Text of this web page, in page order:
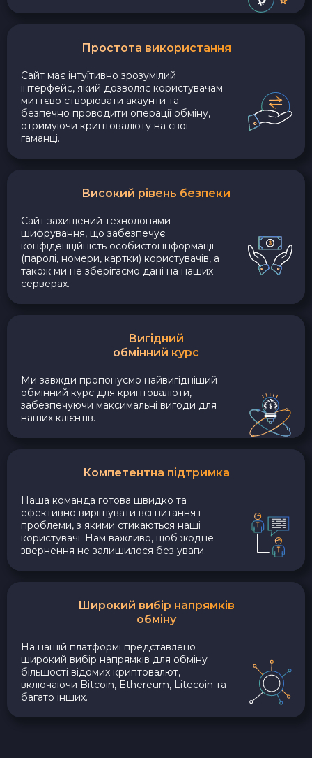
Простота використання
Сайт має інтуїтивно зрозумілий
інтерфейс, який дозволяє користувачам
миттєво створювати акаунти та
безпечно проводити операції обміну,
отримуючи криптовалюту на свої
гаманці.
Високий рівень безпеки
Сайт захищений технологіями
шифрування, що забезпечує
конфіденційність особистої інформації
(паролі, номери, картки) користувачів, а
також ми не зберігаємо дані на наших
серверах.
Вигідний
обмінний курс
Ми завжди пропонуємо найвигідніший
обмінний курс для криптовалюти,
забезпечуючи максимальні вигоди для
наших клієнтів.
Компетентна підтримка
Наша команда готова швидко та
ефективно вирішувати всі питання і
проблеми, з якими стикаються наші
користувачі. Нам важливо, щоб жодне
звернення не залишилося без уваги.
Широкий вибір напрямків
обміну
На нашій платформі представлено
широкий вибір напрямків для обміну
більшості відомих криптовалют,
включаючи Bitcoin, Ethereum, Litecoin та
багато інших.